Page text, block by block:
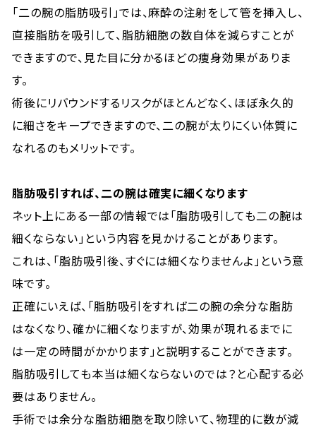
「二の腕の脂肪吸引」では、麻酔の注射をして管を挿入し、
直接脂肪を吸引して、脂肪細胞の数自体を減らすことが
できますので、見た目に分かるほどの痩身効果がありま
す。
術後にリバウンドするリスクがほとんどなく、ほぼ永久的
に細さをキープできますので、二の腕が太りにくい体質に
なれるのもメリットです。
脂肪吸引すれば、二の腕は確実に細くなります
ネット上にある一部の情報では「脂肪吸引しても二の腕は
細くならない」という内容を見かけることがあります。
これは、「脂肪吸引後、すぐには細くなりませんよ」という意
味です。
正確にいえば、「脂肪吸引をすれば二の腕の余分な脂肪
はなくなり、確かに細くなりますが、効果が現れるまでに
は一定の時間がかかります」と説明することができます。
脂肪吸引しても本当は細くならないのでは？と心配する必
要はありません。
手術では余分な脂肪細胞を取り除いて、物理的に数が減